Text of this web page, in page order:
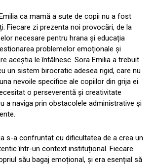
ca mamă a sute de copii nu a fost
Fiecare zi prezenta noi provocări, de la
necesare pentru hrana și educația
problemelor emoționale și
aceștia le întâlnesc. Sora Emilia a trebuit
un sistem birocratic adesea rigid, care nu
nevoile specifice ale copiilor din grija ei.
o perseverentă și creativitate
a naviga prin obstacolele administrative și
s-a confruntat cu dificultatea de a crea un
într-un context instituțional. Fiecare
său bagaj emoțional, și era esențial să